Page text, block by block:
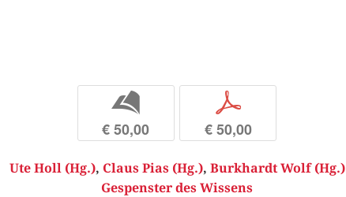
b
€ 50,00
p
€ 50,00
Ute Holl (Hg.), Claus Pias (Hg.), Burkhardt Wolf (Hg.)
Gespenster des Wissens